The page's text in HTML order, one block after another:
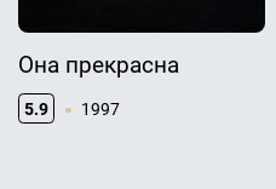
Она прекрасна
5.9 1997